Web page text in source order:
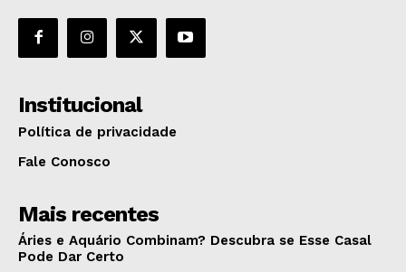
Institucional
Política de privacidade
Fale Conosco
Mais recentes
Áries e Aquário Combinam? Descubra se Esse Casal
Pode Dar Certo